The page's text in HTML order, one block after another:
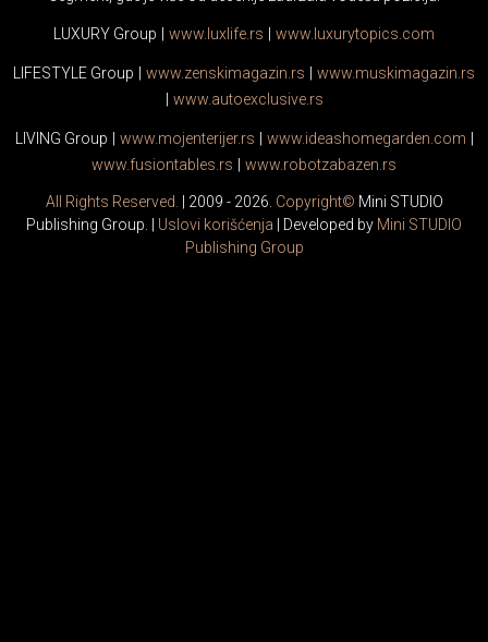
LUXURY Group www. luxlife.rs www. luxurytopics.com
LIFESTYLE Group www.zenskimagazin.rs www.muskimagazin.rs
www.autoexclusive.rs
LIVING Group www.mojenterijer.rs www.ideashomegarden.com
www.fusiontables.rs www.robotzabazen.rs
All Rights Reserved. | 2009 - 2026. Copyright© Mini STUDIO
Publishing Group. | Uslovi korišćenja | Developed by Mini STUDIO
Publishing Group